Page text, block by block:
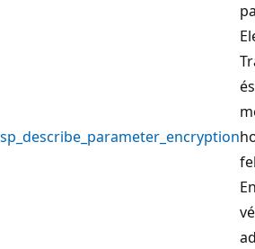
sp_describe_parameter_encryption